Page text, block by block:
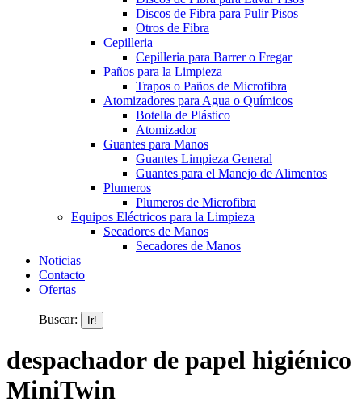
Discos de Fibra para Pulir Pisos
Otros de Fibra
Cepilleria
Cepilleria para Barrer o Fregar
Paños para la Limpieza
Trapos o Paños de Microfibra
Atomizadores para Agua o Químicos
Botella de Plástico
Atomizador
Guantes para Manos
Guantes Limpieza General
Guantes para el Manejo de Alimentos
Plumeros
Plumeros de Microfibra
Equipos Eléctricos para la Limpieza
Secadores de Manos
Secadores de Manos
Noticias
Contacto
Ofertas
Buscar:
despachador de papel higiénico
MiniTwin